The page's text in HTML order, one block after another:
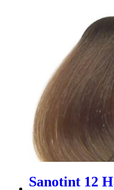
Sanotint 12